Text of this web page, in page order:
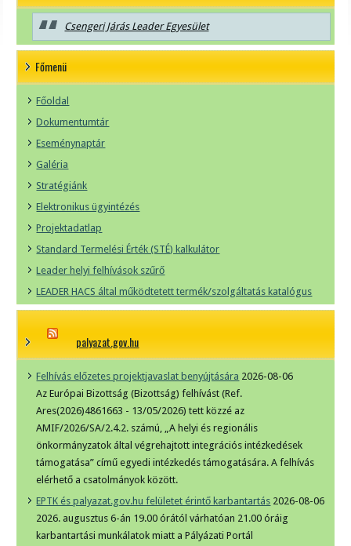
Csengeri Járás Leader Egyesület
Főmenü
Főoldal
Dokumentumtár
Eseménynaptár
Galéria
Stratégiánk
Elektronikus ügyintézés
Projektadatlap
Standard Termelési Érték (STÉ) kalkulátor
Leader helyi felhívások szűrő
LEADER HACS által működtetett termék/szolgáltatás katalógus
palyazat.gov.hu
Felhívás előzetes projektjavaslat benyújtására 2026-08-06
Az Európai Bizottság (Bizottság) felhívást (Ref.
Ares(2026)4861663 - 13/05/2026) tett közzé az
AMIF/2026/SA/2.4.2. számú, „A helyi és regionális
önkormányzatok által végrehajtott integrációs intézkedések
támogatása” című egyedi intézkedés támogatására. A felhívás
elérhető a csatolmányok között.
EPTK és palyazat.gov.hu felületet érintő karbantartás 2026-08-06
2026. augusztus 6-án 19.00 órától várhatóan 21.00 óráig
karbantartási munkálatok miatt a Pályázati Portál